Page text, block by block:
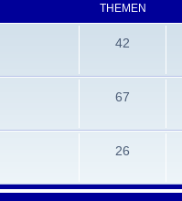
THEMEN
42
67
26